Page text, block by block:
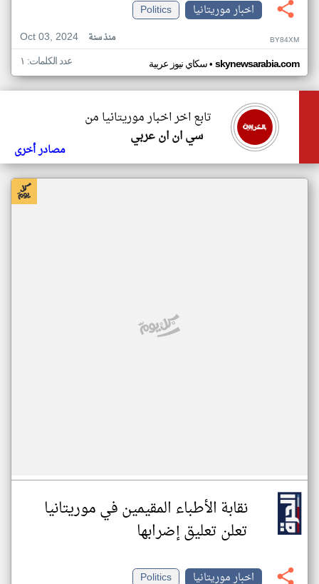
اخبار موريتانيا
Politics
Oct 03, 2024
منذ سنة BY84XM
سكاي نيوز عربية• skynewsarabia.com عدد الكلمات: ١
تابع اخر اخبار موريتانيا من
سي ان ان عربي
مصادر أخرى
نقابة الأطباء المقيمين في موريتانيا
تعلن تعليق إضرابها
اخبار موريتانيا
Politics